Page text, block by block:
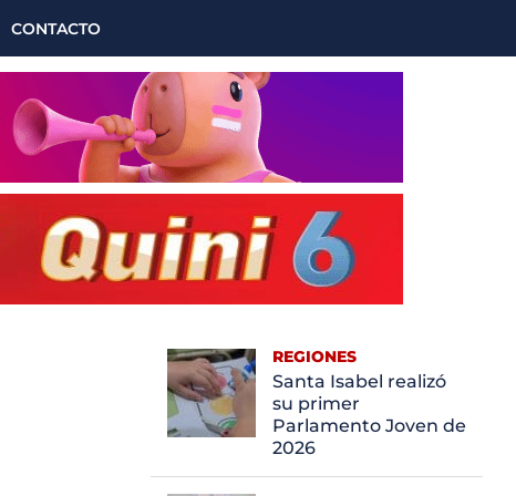
CONTACTO
REGIONES
Santa Isabel realizó
su primer
Parlamento Joven de
2026